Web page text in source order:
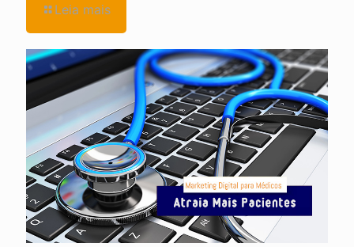
Leia mais